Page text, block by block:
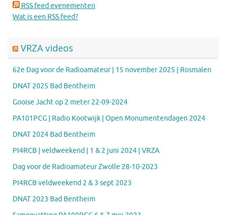
RSS feed evenementen
Wat is een RSS feed?
VRZA videos
62e Dag voor de Radioamateur | 15 november 2025 | Rosmalen
DNAT 2025 Bad Bentheim
Gooise Jacht op 2 meter 22-09-2024
PA101PCG | Radio Kootwijk | Open Monumentendagen 2024
DNAT 2024 Bad Bentheim
PI4RCB | veldweekend | 1 & 2 juni 2024 | VRZA
Dag voor de Radioamateur Zwolle 28-10-2023
PI4RCB veldweekend 2 & 3 sept 2023
DNAT 2023 Bad Bentheim